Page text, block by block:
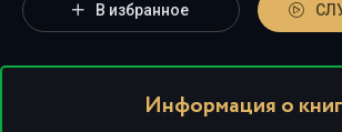
В избранное
Информация о